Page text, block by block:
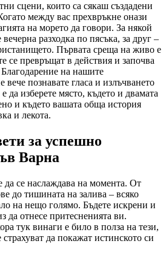
сцени, които са сякаш създадени
между вас прехвръкне онази
на морето да говори. За някой
разходка по пясъка, за друг –
Първата среща на живо е
се превръщат в действия и започва
на нашите
познавате гласа и излъчването
да изберете място, където и двамата
и където вашата обща история
и лекота.
за успешно
Варна
да се наслаждава на момента. От
до тишината на залива – всяко
на нещо голямо. Бъдете искрени и
да отнесе притесненията ви.
тук винаги е било в полза на тези,
да покажат истинското си